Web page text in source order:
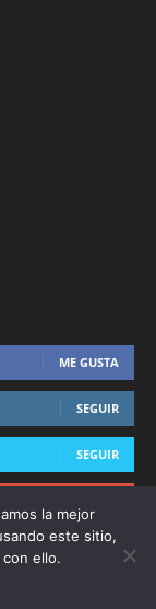
ME GUSTA
SEGUIR
SEGUIR
la mejor
este sitio,
ello.